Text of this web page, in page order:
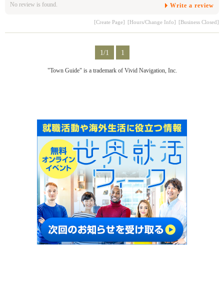
No review is found. Write a review
[Create Page] [Hours/Change Info] [Business Closed]
1/1 1
"Town Guide" is a trademark of Vivid Navigation, Inc.